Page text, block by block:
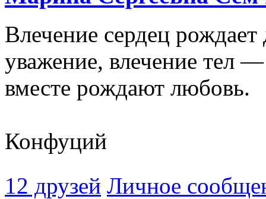
Влечение сердец
уважение, влечение тел —
вместе рождают любовь.
Конфуций
12 друзей Личное